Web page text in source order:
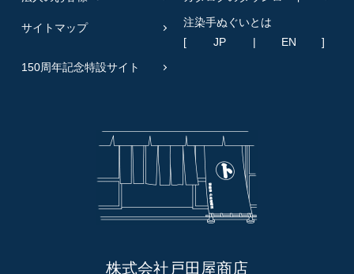
サイトマップ
注染手ぬぐいとは
[
JP | EN
]
150周年記念特設サイト
株式会社戸田屋商店